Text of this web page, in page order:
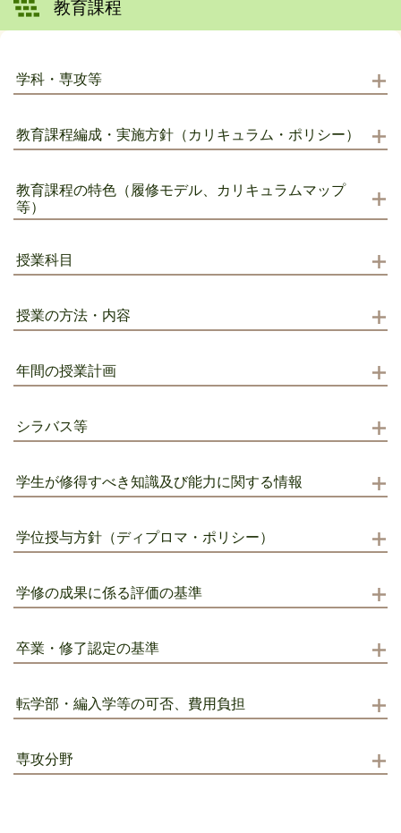
教育課程
学科・専攻等
教育課程編成・実施方針（カリキュラム・ポリシー）
教育課程の特色（履修モデル、カリキュラムマップ
等）
授業科目
授業の方法・内容
年間の授業計画
シラバス等
学生が修得すべき知識及び能力に関する情報
学位授与方針（ディプロマ・ポリシー）
学修の成果に係る評価の基準
卒業・修了認定の基準
転学部・編入学等の可否、費用負担
専攻分野